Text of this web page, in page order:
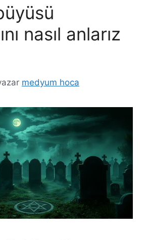
nasıl anlarız
medyum hoca